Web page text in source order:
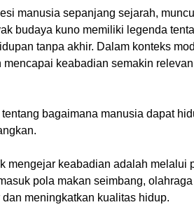
manusia sepanjang sejarah,
budaya kuno memiliki legenda
tanpa akhir. Dalam konteks
keabadian semakin
bagaimana manusia dapat
mengejar keabadian adalah melalui
pola makan seimbang,
meningkatkan kualitas hidup.